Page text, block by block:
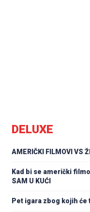
DELUXE
AMERIČKI FILMOVI VS
Kad bi se američki
SAM U KUĆI
Pet igara zbog kojih